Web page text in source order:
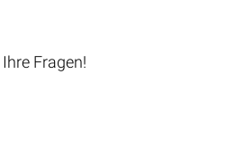
Fragen!